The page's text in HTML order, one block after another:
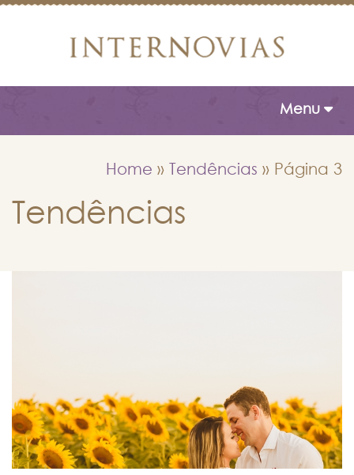
Toggle
Menu
Home » Tendências » Página 3
Tendências